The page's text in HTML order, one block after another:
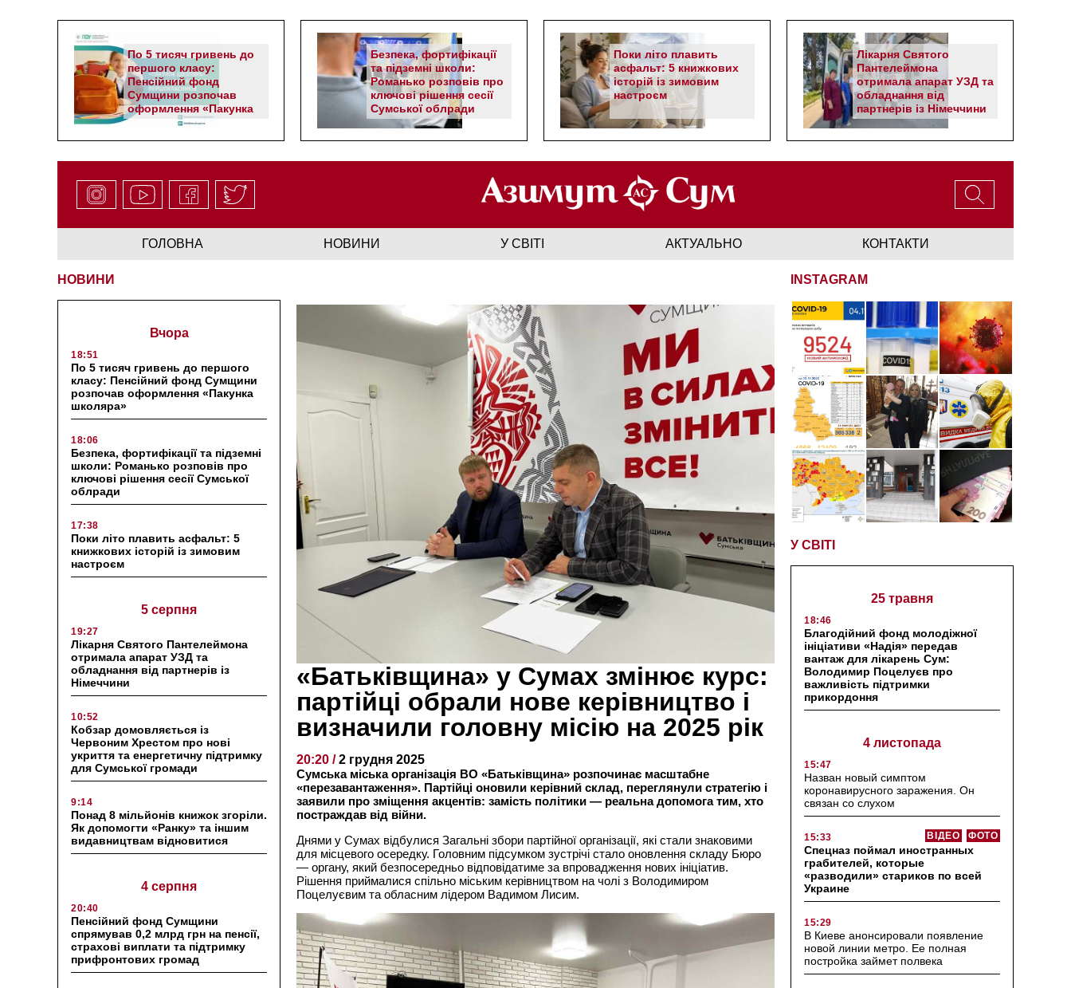
По 5 тисяч гривень до
першого класу:
Пенсійний фонд
Сумщини розпочав
оформлення «Пакунка
школяра»
Безпека, фортифікації
та підземні школи:
Романько розповів про
ключові рішення сесії
Сумської облради
Поки літо плавить
асфальт: 5 книжкових
історій із зимовим
настроєм
Лікарня Святого
Пантелеймона
отримала апарат УЗД та
обладнання від
партнерів із Німеччини
ГОЛОВНА НОВИНИ У СВІТІ АКТУАЛЬНО КОНТАКТИ
НОВИНИ
Вчора
18:51
По 5 тисяч гривень до першого
класу: Пенсійний фонд Сумщини
розпочав оформлення «Пакунка
школяра»
18:06
Безпека, фортифікації та підземні
школи: Романько розповів про
ключові рішення сесії Сумської
облради
17:38
Поки літо плавить асфальт: 5
книжкових історій із зимовим
настроєм
5 серпня
19:27
Лікарня Святого Пантелеймона
отримала апарат УЗД та
обладнання від партнерів із
Німеччини
10:52
Кобзар домовляється із
Червоним Хрестом про нові
укриття та енергетичну підтримку
для Сумської громади
9:14
Понад 8 мільйонів книжок згоріли.
Як допомогти «Ранку» та іншим
видавництвам відновитися
4 серпня
20:40
Пенсійний фонд Сумщини
спрямував 0,2 млрд грн на пенсії,
страхові виплати та підтримку
прифронтових громад
«Батьківщина» у Сумах змінює курс:
партійці обрали нове керівництво і
визначили головну місію на 2025 рік
20:20 /2 грудня 2025
Сумська міська організація ВО «Батьківщина» розпочинає масштабне
«перезавантаження». Партійці оновили керівний склад, переглянули стратегію і
заявили про зміщення акцентів: замість політики — реальна допомога тим, хто
постраждав від війни.
Днями у Сумах відбулися Загальні збори партійної організації, які стали знаковими
для місцевого осередку. Головним підсумком зустрічі стало оновлення складу Бюро
— органу, який безпосередньо відповідатиме за впровадження нових ініціатив.
Рішення приймалися спільно міським керівництвом на чолі з Володимиром
Поцелуєвим та обласним лідером Вадимом Лисим.
INSTAGRAM
У СВІТІ
25 травня
18:46
Благодійний фонд молодіжної
ініціативи «Надія» передав
вантаж для лікарень Сум:
Володимир Поцелуєв про
важливість підтримки
прикордоння
4 листопада
15:47
Назван новый симптом
коронавирусного заражения. Он
связан со слухом
15:33 ФОТО
ВІДЕО
Спецназ поймал иностранных
грабителей, которые
«разводили» стариков по всей
Украине
15:29
В Киеве анонсировали появление
новой линии метро. Ее полная
постройка займет полвека